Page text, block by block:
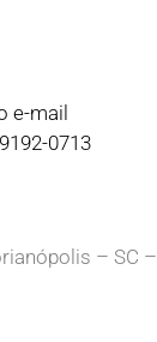
e-mail
0713
– SC –